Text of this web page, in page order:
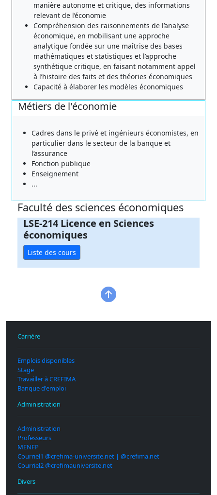
manière autonome et critique, des informations
relevant de l’économie
Compréhension des raisonnements de l’analyse
économique, en mobilisant une approche
analytique fondée sur une maîtrise des bases
mathématiques et statistiques et l’approche
synthétique critique, en faisant notamment appel
à l’histoire des faits et des théories économiques
Capacité à élaborer les modèles économiques
Métiers de l'économie
Cadres dans le privé et ingénieurs économistes, en
particulier dans le secteur de la banque et
l’assurance
Fonction publique
Enseignement
...
Faculté des sciences économiques
LSE-214 Licence en Sciences
économiques
Liste des cours
Carrière
Emplois disponibles
Stage
Travailler à CREFIMA
Banque d'emploi
Administration
Administration
Professeurs
MENFP
Courriel1 @crefima-universite.net | @crefima.net
Courriel2 @crefimauniversite.net
Divers